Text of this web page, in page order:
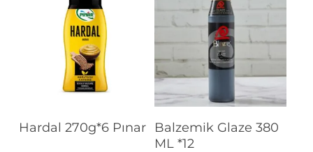
Devamını Oku
Hardal 270g*6 Pınar Devamını Oku
Balzemik Glaze 380
ML *12